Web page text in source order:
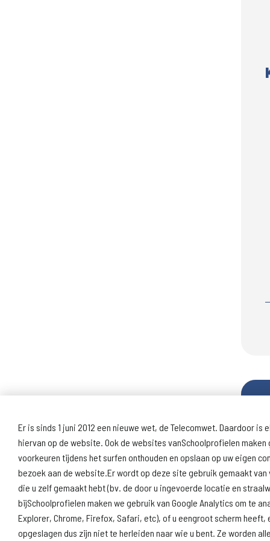
Er is sinds 1 juni 2012 een nieuwe wet, de Telecomwet. Daardoor
hiervan op de website. Ook de websites vanSchoolprofielen
voorkeuren tijdens het surfen onthouden en opslaan op uw eigen
bezoek aan de website.Er wordt op deze site gebruik gemaakt
die u zelf gemaakt hebt (bv. de door u ingevoerde locatie en
bijSchoolprofielen maken we gebruik van Google Analytics om te
Explorer, Chrome, Firefox, Safari, etc), of u eengroot scherm
opgeslagen dus zijn niet te herleiden naar wie u bent. Ze worden